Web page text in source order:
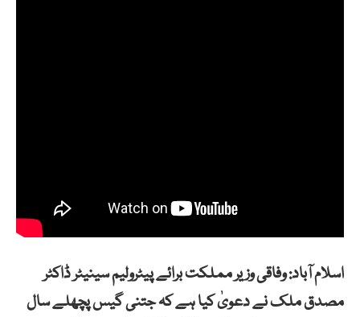
اسلام آباد: وفاقی وزیر مملکت برائے پیٹرولیم سینیٹر ڈاکٹر
مصدق ملک نے دعویٰ کیا ہے کہ جتنی گیس پچھلے سال